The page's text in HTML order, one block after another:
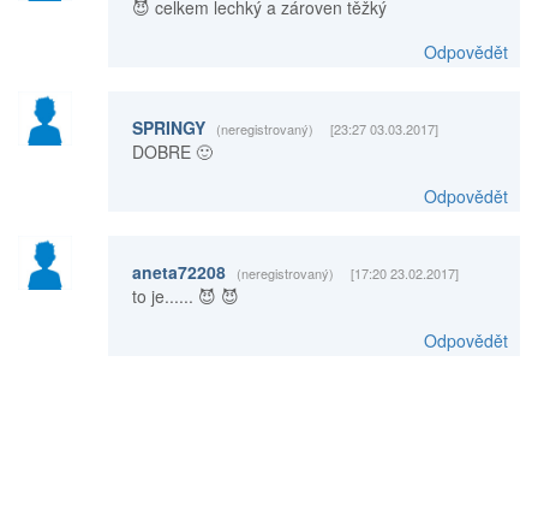
😈 celkem lechký a zároven těžký
Odpovědět
SPRINGY (neregistrovaný) [23:27 03.03.2017]
DOBRE 🙂
Odpovědět
aneta72208 (neregistrovaný) [17:20 23.02.2017]
to je...... 😈 😈
Odpovědět